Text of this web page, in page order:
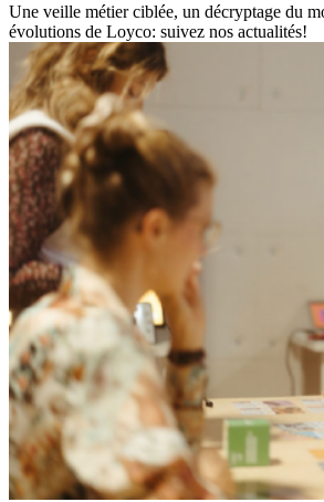
Une veille métier ciblée, un décryptage du
évolutions de Loyco: suivez nos actualités!